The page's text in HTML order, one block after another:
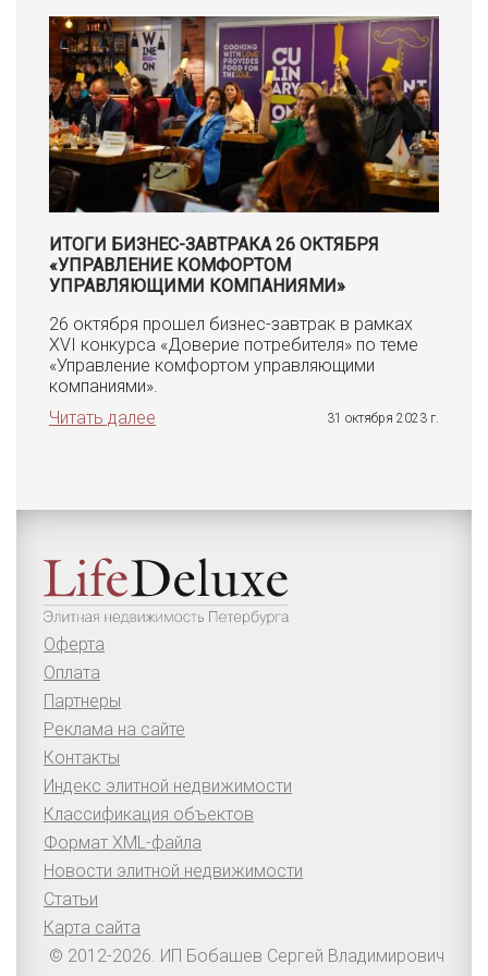
ИТОГИ БИЗНЕС-ЗАВТРАКА 26 ОКТЯБРЯ
«УПРАВЛЕНИЕ КОМФОРТОМ
УПРАВЛЯЮЩИМИ КОМПАНИЯМИ»
26 октября прошел бизнес-завтрак в рамках
XVI конкурса «Доверие потребителя» по теме
«Управление комфортом управляющими
компаниями».
Читать далее
31 октября 2023 г.
Оферта
Оплата
Партнеры
Реклама на сайте
Контакты
Индекс элитной недвижимости
Классификация объектов
Формат XML-файла
Новости элитной недвижимости
Статьи
Карта сайта
© 2012-2026. ИП Бобашев Сергей Владимирович